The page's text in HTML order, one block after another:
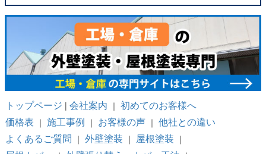
トップページ | 会社案内 ｜ 初めてのお客様へ
価格表 ｜ 施工事例 ｜ お客様の声｜ 他社との違い
よくあるご質問 ｜ 外壁塗装 ｜ 屋根塗装 ｜